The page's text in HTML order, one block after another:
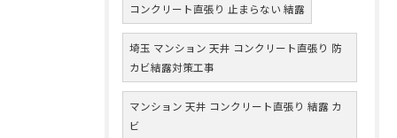
コンクリート直張り 止まらない 結露
埼玉 マンション 天井 コンクリート直張り 防
カビ結露対策工事
マンション 天井 コンクリート直張り 結露 カ
ビ